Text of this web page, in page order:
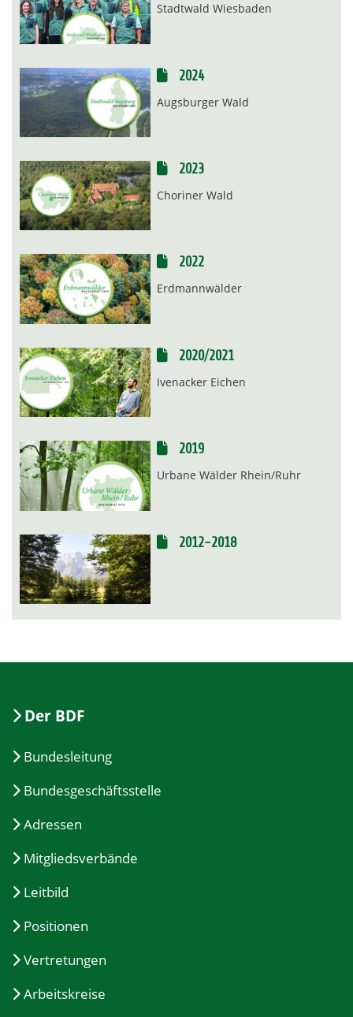
Stadtwald Wiesbaden
2024
Augsburger Wald
2023
Choriner Wald
2022
Erdmannwälder
2020/2021
Ivenacker Eichen
2019
Urbane Wälder Rhein/Ruhr
2012-2018
Der BDF
Bundesleitung
Bundesgeschäftsstelle
Adressen
Mitgliedsverbände
Leitbild
Positionen
Vertretungen
Arbeitskreise